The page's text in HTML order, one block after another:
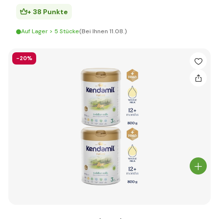
+ 38 Punkte
Auf Lager > 5 Stücke(Bei Ihnen 11.08.)
-20%